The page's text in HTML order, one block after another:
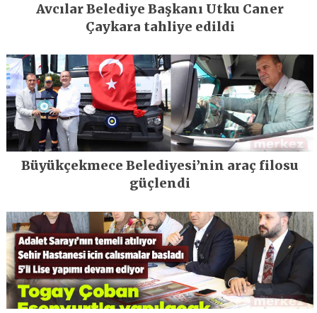
Avcılar Belediye Başkanı Utku Caner
Çaykara tahliye edildi
Büyükçekmece Belediyesi’nin araç filosu
güçlendi